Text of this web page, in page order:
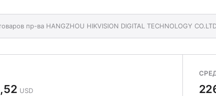
пр-ва HANGZHOU HIKVISION DIGITAL TECHNOLOGY
USD